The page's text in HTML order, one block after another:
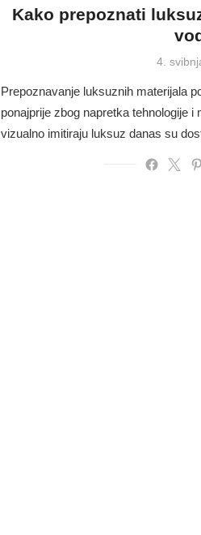
Kako prepoznati
Posted
4.
Prepoznavanje luksuznih materijala
ponajprije zbog napretka tehnologije
vizualno imitiraju luksuz danas su